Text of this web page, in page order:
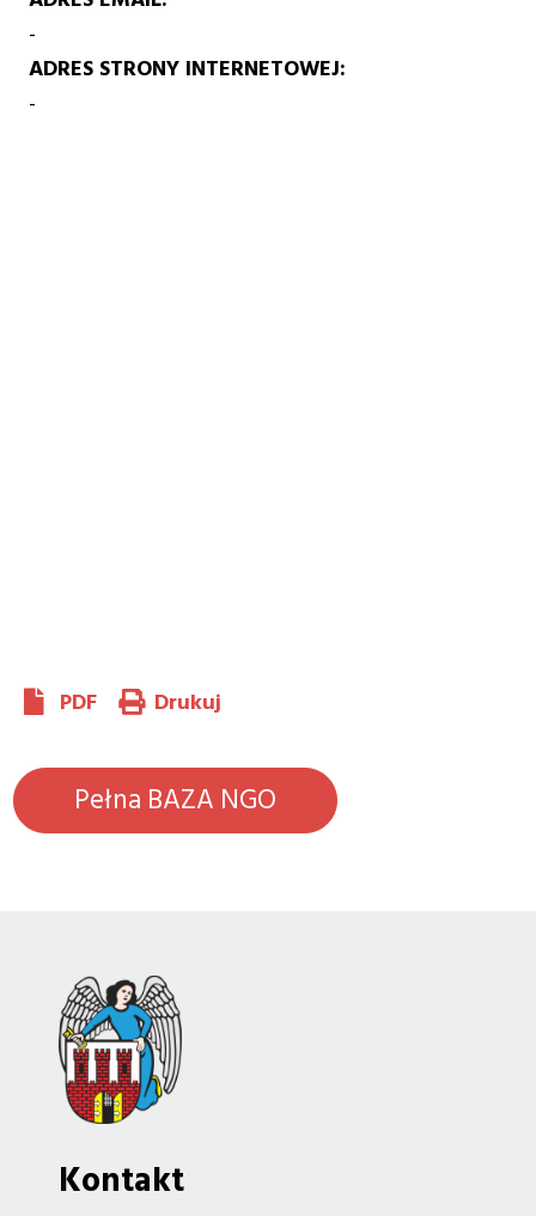
-
ADRES STRONY INTERNETOWEJ
-
PDF Drukuj
Pełna BAZA NGO
Kontakt